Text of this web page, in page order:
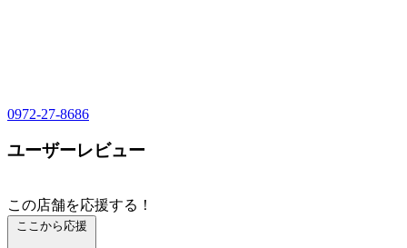
0972-27-8686
ユーザーレビュー
この店舗を応援する！
ここから応援